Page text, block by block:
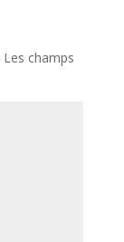
Les champs